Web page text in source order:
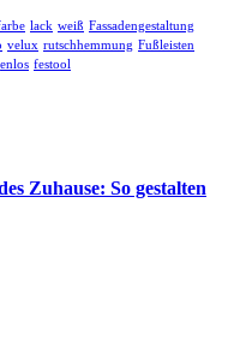
lack weiß Fassadengestaltung
velux rutschhemmung Fußleisten
festool
Zuhause: So gestalten